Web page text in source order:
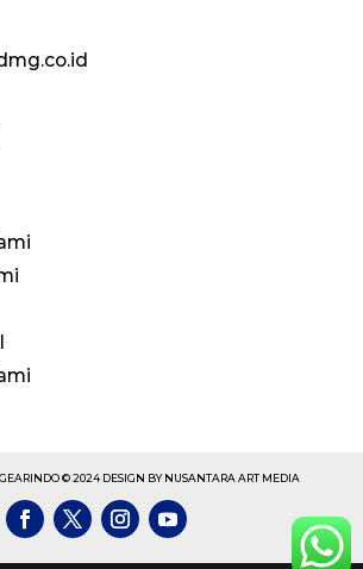
© 2024 DESIGN BY NUSANTARA ART MEDIA